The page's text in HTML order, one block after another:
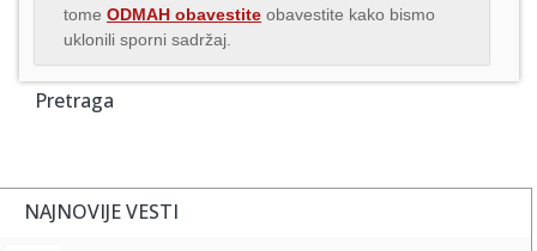
tome ODMAH obavestite obavestite kako bismo
uklonili sporni sadržaj.
Pretraga
NAJNOVIJE VESTI